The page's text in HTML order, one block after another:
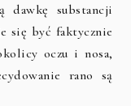
dawkę substancji
się być faktycznie
oczu i nosa,
rano są